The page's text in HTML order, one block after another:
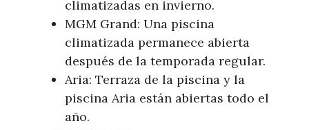
climatizadas en invierno.
MGM Grand: Una piscina​
climatizada permanece abierta
después de la‍ temporada‍ regular.
Aria: Terraza de la piscina⁣ y la
piscina Aria están abiertas todo el​
año.